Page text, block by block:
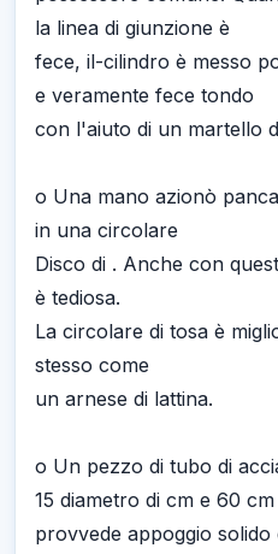
la linea di giunzione è
fece, il-cilindro è messo
e veramente fece tondo
con l'aiuto di un martello
o Una mano azionò
in una circolare
Disco di . Anche con
è tediosa.
La circolare di tosa è
stesso come
un arnese di lattina.
o Un pezzo di tubo di
15 diametro di cm e 60
provvede appoggio solido